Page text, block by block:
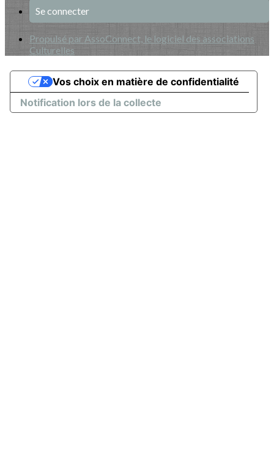
Se connecter
Propulsé par AssoConnect, le logiciel des associations
Culturelles
Notification lors de la collecte
Vos choix en matière de confidentialité